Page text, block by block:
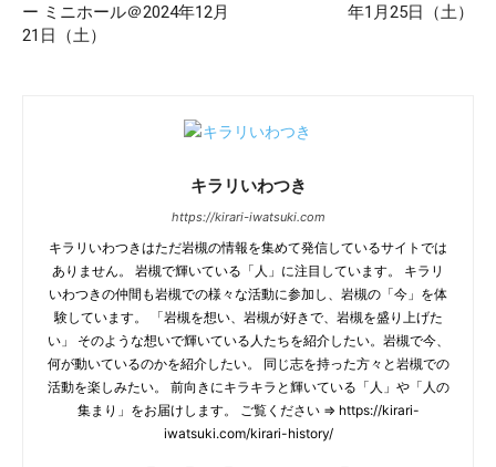
ー ミニホール＠2024年12月
21日（土）
年1月25日（土）
キラリいわつき
https://kirari-iwatsuki.com
キラリいわつきはただ岩槻の情報を集めて発信しているサイトでは
ありません。 岩槻で輝いている「人」に注目しています。 キラリ
いわつきの仲間も岩槻での様々な活動に参加し、岩槻の「今」を体
験しています。 「岩槻を想い、岩槻が好きで、岩槻を盛り上げた
い」 そのような想いで輝いている人たちを紹介したい。岩槻で今、
何が動いているのかを紹介したい。 同じ志を持った方々と岩槻での
活動を楽しみたい。 前向きにキラキラと輝いている「人」や「人の
集まり」をお届けします。 ご覧ください ⇒ https://kirari-
iwatsuki.com/kirari-history/